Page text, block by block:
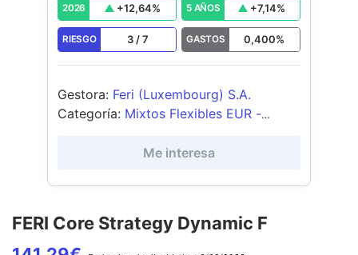
FERI Core Strategy Dynamic F
2026 +12,64% 5 AÑOS +7,14%
RIESGO 3 /7 GASTOS 0,400%
Gestora: Feri (Luxembourg) S.A.
Categoría: Mixtos Flexibles EUR -
Me interesa